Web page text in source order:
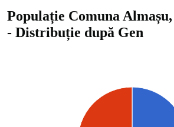
Populație Comuna
- Distribuție după Gen